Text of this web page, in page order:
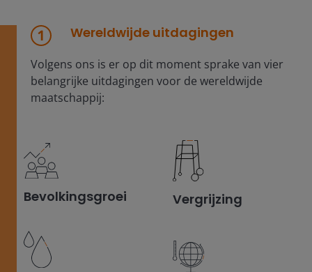
Wereldwijde uitdagingen
Volgens ons is er op dit moment sprake van vier
belangrijke uitdagingen voor de wereldwijde
maatschappij:
Bevolkingsgroei Vergrijzing